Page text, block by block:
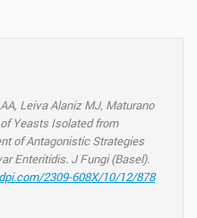
Leiva Alaniz MJ, Maturano
Yeasts Isolated from
of Antagonistic Strategies
Enteritidis. J Fungi (Basel).
2309-608X/10/12/878